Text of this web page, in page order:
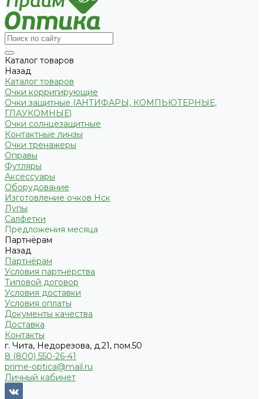
Каталог товаров
Назад
Каталог товаров
Очки корригирующие
Очки защитные (АНТИФАРЫ, КОМПЬЮТЕРНЫЕ,
ГЛАУКОМНЫЕ)
Очки солнцезащитные
Контактные линзы
Очки тренажеры
Оправы
Футляры
Аксессуары
Оборудование
Изготовление очков Нск
Лупы
Салфетки
Предложения месяца
Партнёрам
Назад
Партнёрам
Условия партнёрства
Типовой договор
Условия доставки
Условия оплаты
Документы качества
Доставка
Контакты
г. Чита, Недорезова, д.21, пом.50
8 (800) 550-26-41
prime-optica@mail.ru
Личный кабинет